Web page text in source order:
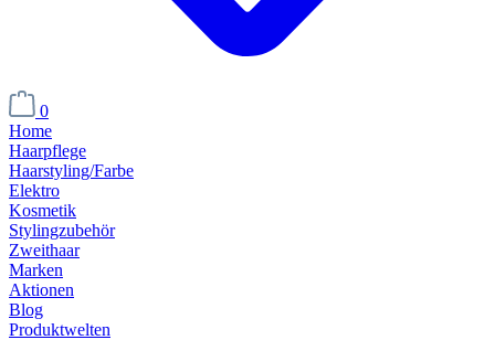
0
Home
Haarpflege
Haarstyling/Farbe
Elektro
Kosmetik
Stylingzubehör
Zweithaar
Marken
Aktionen
Blog
Produktwelten